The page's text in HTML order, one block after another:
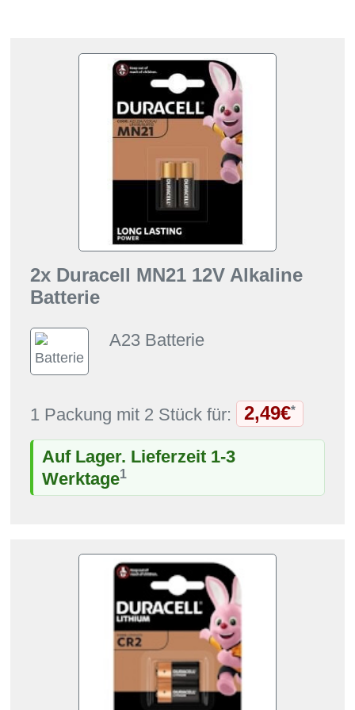
2x Duracell MN21 12V Alkaline
Batterie
A23 Batterie
1 Packung mit 2 Stück für: 2,49€*
Auf Lager. Lieferzeit 1-3
Werktage1